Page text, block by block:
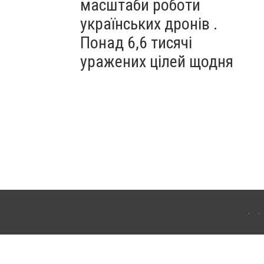
масштаби роботи
українських дронів .
Понад 6,6 тисячі
уражених цілей щодня